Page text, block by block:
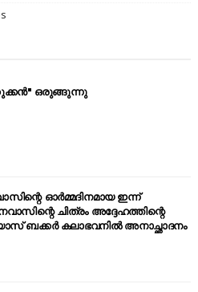
ഒരുങ്ങുന്നു
ഓർമ്മദിനമായ ഇന്ന്
ചിത്രം അദ്ദേഹത്തിന്റെ
ബക്കർ കലാഭവനിൽ അനാച്ഛാദനം